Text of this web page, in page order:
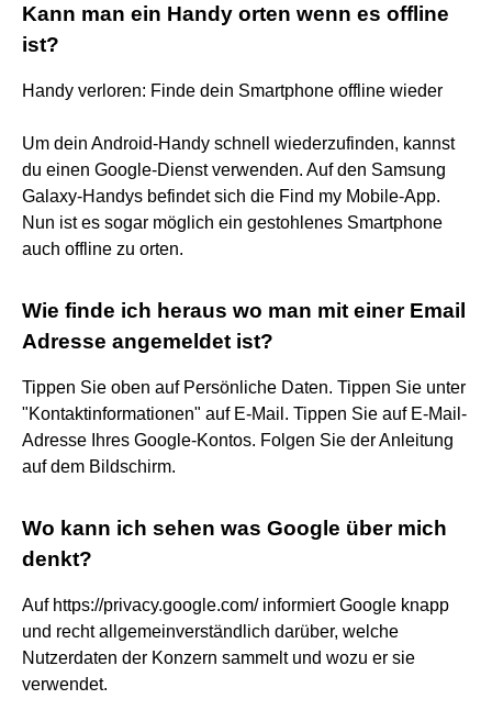
Kann man ein Handy orten wenn es offline
ist?
Handy verloren: Finde dein Smartphone offline wieder
Um dein Android-Handy schnell wiederzufinden, kannst
du einen Google-Dienst verwenden. Auf den Samsung
Galaxy-Handys befindet sich die Find my Mobile-App.
Nun ist es sogar möglich ein gestohlenes Smartphone
auch offline zu orten.
Wie finde ich heraus wo man mit einer Email
Adresse angemeldet ist?
Tippen Sie oben auf Persönliche Daten. Tippen Sie unter
"Kontaktinformationen" auf E-Mail. Tippen Sie auf E-Mail-
Adresse Ihres Google-Kontos. Folgen Sie der Anleitung
auf dem Bildschirm.
Wo kann ich sehen was Google über mich
denkt?
Auf https://privacy.google.com/ informiert Google knapp
und recht allgemeinverständlich darüber, welche
Nutzerdaten der Konzern sammelt und wozu er sie
verwendet.